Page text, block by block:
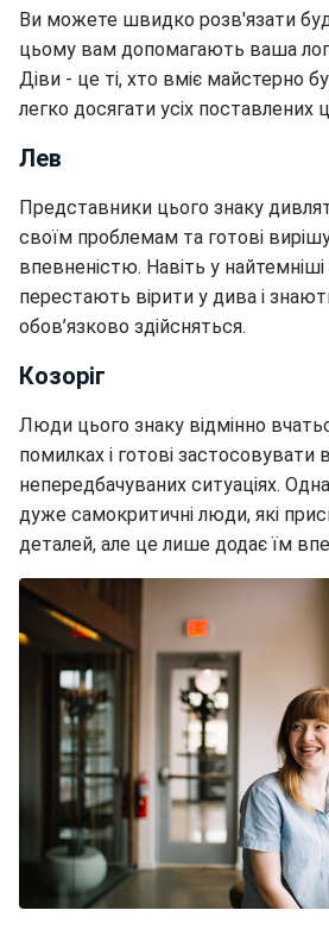
Ви можете швидко розв'язати
цьому вам допомагають ваша
Діви - це ті, хто вміє майстерно
легко досягати усіх поставлених
Лев
Представники цього знаку
своїм проблемам та готові
впевненістю. Навіть у
перестають вірити у дива і
обов’язково здійсняться.
Козоріг
Люди цього знаку відмінно
помилках і готові застосовувати
непередбачуваних ситуаціях.
дуже самокритичні люди, які
деталей, але це лише додає їм